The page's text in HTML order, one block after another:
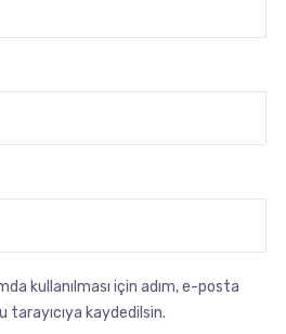
kullanılması için adım, e-posta
kaydedilsin.